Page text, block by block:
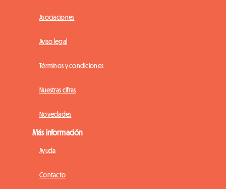
Asociaciones
Aviso legal
Términos y condiciones
Nuestras cifras
Novedades
Más información
Ayuda
Contacto